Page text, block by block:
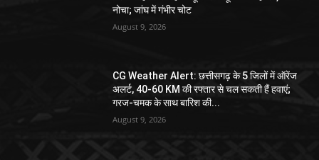
नोचा; जांघ में गंभीर चोट
August 9, 2026
CG Weather Alert: छत्तीसगढ़ के 5 जिलों में ऑरेंज
अलर्ट, 40-60 KM की रफ्तार से चल सकती हैं हवाएं;
गरज-चमक के साथ बारिश की...
August 9, 2026